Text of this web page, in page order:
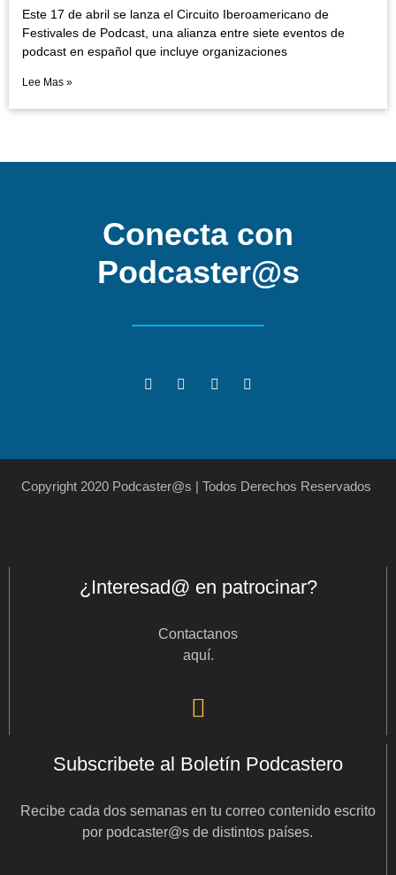
Este 17 de abril se lanza el Circuito Iberoamericano de
Festivales de Podcast, una alianza entre siete eventos de
podcast en español que incluye organizaciones
Lee Mas »
Conecta con
Podcaster@s
Copyright 2020 Podcaster@s | Todos Derechos Reservados
¿Interesad@ en patrocinar?
Contactanos
aquí.
Subscribete al Boletín Podcastero
Recibe cada dos semanas en tu correo contenido escrito
por podcaster@s de distintos países.